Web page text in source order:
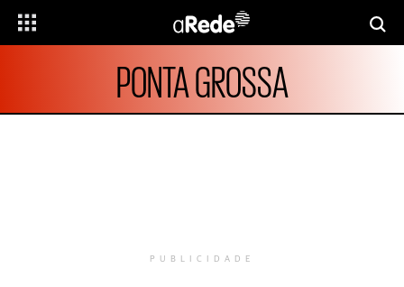
PONTA GROSSA
PUBLICIDADE